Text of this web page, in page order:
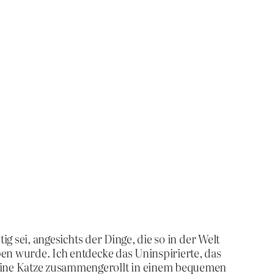
sei, angesichts der Dinge, die so in der Welt
wurde. Ich entdecke das Uninspirierte, das
Katze zusammengerollt in einem bequemen